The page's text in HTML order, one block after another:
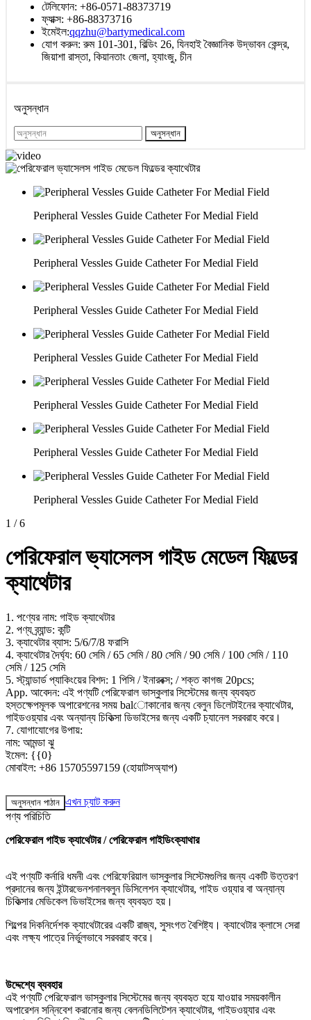
টেলিফোন: +86-0571-88373719
ফ্যাক্স: +86-88373716
ইমেইল:qqzhu@bartymedical.com
যোগ করুন: রুম 101-301, বিল্ডিং 26, যিনহাই বৈজ্ঞানিক উদ্ভাবন কেন্দ্র,
জিয়াশা রাস্তা, কিয়ানতাং জেলা, হ্যাংজু, চীন
অনুসন্ধান
অনুসন্ধান
Peripheral Vessles Guide Catheter For Medial Field
Peripheral Vessles Guide Catheter For Medial Field
Peripheral Vessles Guide Catheter For Medial Field
Peripheral Vessles Guide Catheter For Medial Field
Peripheral Vessles Guide Catheter For Medial Field
Peripheral Vessles Guide Catheter For Medial Field
Peripheral Vessles Guide Catheter For Medial Field
1 / 6
পেরিফেরাল ভ্যাসেলস গাইড মেডেল ফিল্ডের
ক্যাথেটার
1. পণ্যের নাম: গাইড ক্যাথেটার
2. পণ্য ব্র্যান্ড: কন্টি
3. ক্যাথেটার ব্যাস: 5/6/7/8 ফরাসি
4. ক্যাথেটার দৈর্ঘ্য: 60 সেমি / 65 সেমি / 80 সেমি / 90 সেমি / 100 সেমি / 110
সেমি / 125 সেমি
5. স্ট্যান্ডার্ড প্যাকিংয়ের বিশদ: 1 পিসি / ইনারবক্স; / শক্ত কাগজ 20pcs;
App. আবেদন: এই পণ্যটি পেরিফেরাল ভাস্কুলার সিস্টেমের জন্য ব্যবহৃত
হস্তক্ষেপমূলক অপারেশনের সময় balোকানোর জন্য বেলুন ডিলেটাইনের ক্যাথেটার,
গাইডওয়্যার এবং অন্যান্য চিকিত্সা ডিভাইসের জন্য একটি চ্যানেল সরবরাহ করে।
7. যোগাযোগের উপায়:
নাম: আমন্ডা ঝু
ইমেল: {{0}
মোবাইল: +86 15705597159 (হোয়াটসঅ্যাপ)
অনুসন্ধান পাঠান এখন চ্যাট করুন
পণ্য পরিচিতি
পেরিফেরাল গাইড ক্যাথেটার / পেরিফেরাল গাইডিংক্যাথার
এই পণ্যটি কর্নারি ধমনী এবং পেরিফেরিয়াল ভাস্কুলার সিস্টেমগুলির জন্য একটি উত্তরণ
প্রদানের জন্য ইন্টারভেনশনালবলুন ডিসিলেশন ক্যাথেটার, গাইড ওয়্যার বা অন্যান্য
চিকিত্সার মেডিকেল ডিভাইসের জন্য ব্যবহৃত হয়।
শিল্পের দিকনির্দেশক ক্যাথেটারের একটি রাজ্য, সুসংগত বৈশিষ্ট্য। ক্যাথেটার ক্লাসে সেরা
এবং লক্ষ্য পাত্রে নির্ভুলভাবে সরবরাহ করে।
উদ্দেশ্যে ব্যবহার
এই পণ্যটি পেরিফেরাল ভাস্কুলার সিস্টেমের জন্য ব্যবহৃত হয়ে যাওয়ার সময়কালীন
অপারেশন সন্নিবেশ করানোর জন্য বেলনডিলিটেশন ক্যাথেটার, গাইডওয়্যার এবং